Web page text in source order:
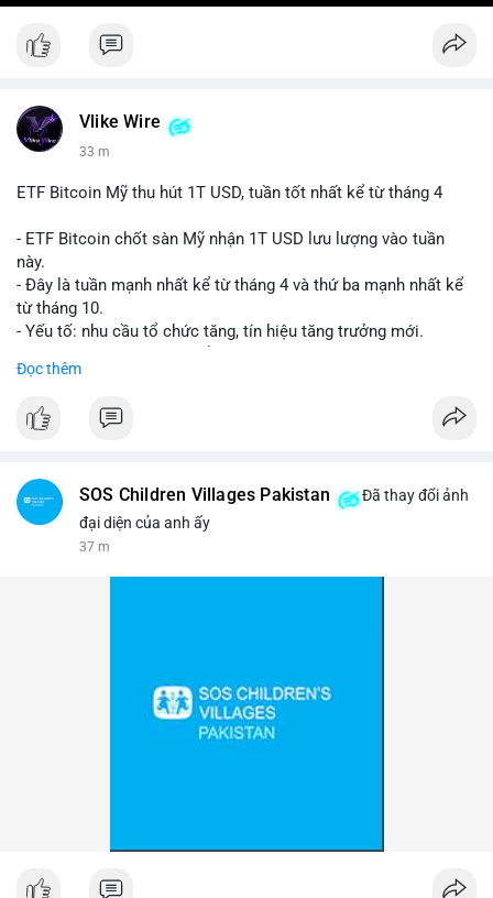
Vlike Wire
33 m
ETF Bitcoin Mỹ thu hút 1T USD, tuần tốt nhất kể từ tháng 4
- ETF Bitcoin chốt sàn Mỹ nhận 1T USD lưu lượng vào tuần
này.
- Đây là tuần mạnh nhất kể từ tháng 4 và thứ ba mạnh nhất kể
từ tháng 10.
- Yếu tố: nhu cầu tổ chức tăng, tín hiệu tăng trưởng mới.
dẫn.
#binancesquare
#vlikevn #titanbot
Đọc thêm
SOS Children Villages Pakistan
Đã thay đổi ảnh
đại diện của anh ấy
37 m